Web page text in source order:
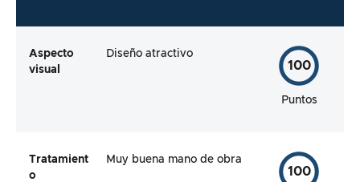
Aspecto
visual
Diseño atractivo
100
Puntos
Tratamient
o
Muy buena mano de obra
100